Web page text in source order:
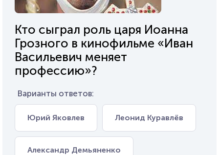
Кто сыграл роль царя Иоанна
Грозного в кинофильме «Иван
Васильевич меняет
профессию»?
Варианты ответов:
Юрий Яковлев Леонид Куравлёв
Александр Демьяненко